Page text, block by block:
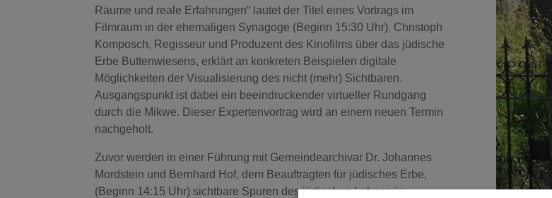
Räume und reale Erfahrungen“ lautet der Titel eines Vortrags im
Filmraum in der ehemaligen Synagoge (Beginn 15:30 Uhr). Christoph
Komposch, Regisseur und Produzent des Kinofilms über das jüdische
Erbe Buttenwiesens, erklärt an konkreten Beispielen digitale
Möglichkeiten der Visualisierung des nicht (mehr) Sichtbaren.
Ausgangspunkt ist dabei ein beeindruckender virtueller Rundgang
durch die Mikwe. Dieser Expertenvortrag wird an einem neuen Termin
nachgeholt.
Zuvor werden in einer Führung mit Gemeindearchivar Dr. Johannes
Mordstein und Bernhard Hof, dem Beauftragten für jüdisches Erbe,
(Beginn 14:15 Uhr) sichtbare Spuren des jüdischen Lebens in